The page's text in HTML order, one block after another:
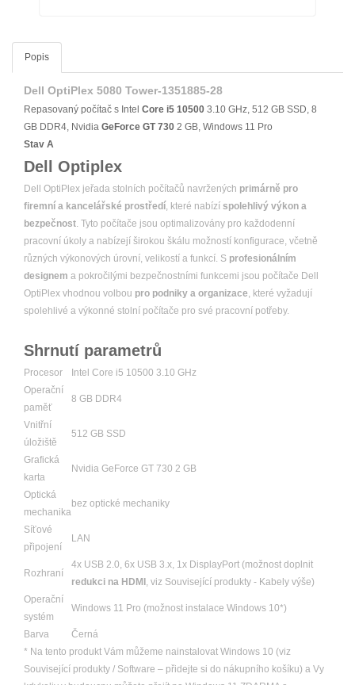
Popis
Dell OptiPlex 5080 Tower-1351885-28
Repasovaný počítač s Intel Core i5 10500 3.10 GHz, 512 GB SSD, 8
GB DDR4, Nvidia GeForce GT 730 2 GB, Windows 11 Pro
Stav A
Dell Optiplex
Dell OptiPlex jeřada stolních počítačů navržených primárně pro
firemní a kancelářské prostředí, které nabízí spolehlivý výkon a
bezpečnost. Tyto počítače jsou optimalizovány pro každodenní
pracovní úkoly a nabízejí širokou škálu možností konfigurace, včetně
různých výkonových úrovní, velikostí a funkcí. S profesionálním
designem a pokročilými bezpečnostními funkcemi jsou počítače Dell
OptiPlex vhodnou volbou pro podniky a organizace, které vyžadují
spolehlivé a výkonné stolní počítače pro své pracovní potřeby.
Shrnutí parametrů
Procesor
Intel Core i5 10500 3.10 GHz
Operační
paměť
8 GB DDR4
Vnitřní
úložiště
512 GB SSD
Grafická
karta
Nvidia GeForce GT 730 2 GB
Optická
mechanika
bez optické mechaniky
Síťové
připojení
LAN
Rozhraní
4x USB 2.0, 6x USB 3.x, 1x DisplayPort (možnost doplnit
redukci na HDMI , viz Související produkty - Kabely výše)
Operační
systém
Windows 11 Pro (možnost instalace Windows 10*)
Barva
Černá
* Na tento produkt Vám můžeme nainstalovat Windows 10 (viz
Související produkty / Software – přidejte si do nákupního košíku) a Vy